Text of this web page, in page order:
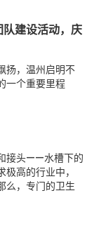
建设活动，庆
扬，温州启明不
一个重要里程
接头——水槽下的
高的行业中，
么，专门的卫生